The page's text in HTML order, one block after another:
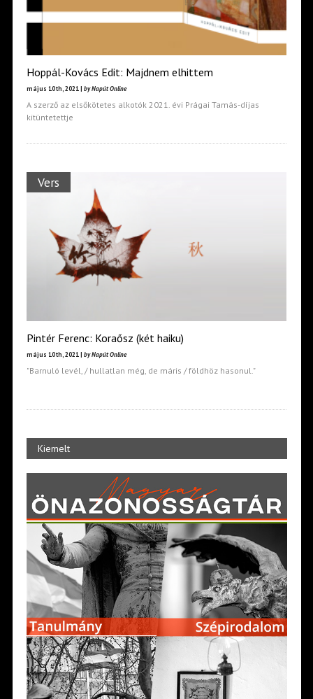
Hoppál-Kovács Edit: Majdnem elhittem
május 10th, 2021 | by Napút Online
A szerző az elsőkötetes alkotók 2021. évi Prágai Tamás-díjas
kitüntetettje
Vers
Pintér Ferenc: Koraősz (két haiku)
május 10th, 2021 | by Napút Online
"Barnuló levél, / hullatlan még, de máris / földhöz hasonul."
Kiemelt